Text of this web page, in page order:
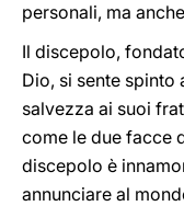
personali, ma
Il discepolo,
Dio, si sente spinto
salvezza ai suoi
come le due facce
discepolo è
annunciare al